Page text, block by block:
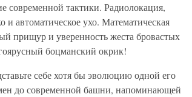
современной тактики. Радиолокация,
и автоматическое ухо. Математическая
прищур и уверенность жеста бровастых
боцманский окрик!
себе хотя бы эволюцию одной его
до современной башни, напоминающей